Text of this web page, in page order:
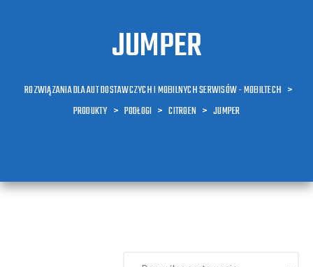
JUMPER
ROZWIĄZANIA DLA AUT DOSTAWCZYCH I MOBILNYCH SERWISÓW - MOBILTECH >
PRODUKTY > PODŁOGI > CITROEN > JUMPER